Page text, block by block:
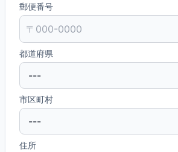
郵便番号
都道府県
市区町村
住所